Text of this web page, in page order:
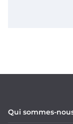
Qui sommes-